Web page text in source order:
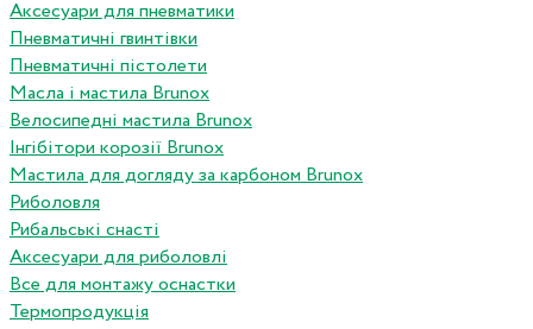
Аксесуари для пневматики
Пневматичні гвинтівки
Пневматичні пістолети
Масла і мастила Brunox
Велосипедні мастила Brunox
Інгібітори корозії Brunox
Мастила для догляду за карбоном Brunox
Риболовля
Рибальські снасті
Аксесуари для риболовлі
Все для монтажу оснастки
Термопродукція